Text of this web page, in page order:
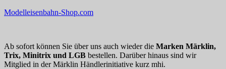
Modelleisenbahn-Shop.com
Ab sofort können Sie über uns auch wieder die Marken Märklin,
Trix, Minitrix und LGB bestellen. Darüber hinaus sind wir
Mitglied in der Märklin Händlerinitiative kurz mhi.